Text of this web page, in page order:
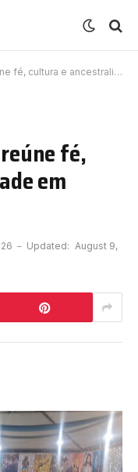
e ancestralidade em Peruíbe
fé,
em
Updated: August 9,